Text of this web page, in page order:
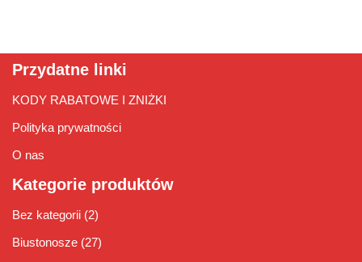
Przydatne linki
KODY RABATOWE I ZNIŻKI
Polityka prywatności
O nas
Kategorie produktów
Bez kategorii (2)
Biustonosze (27)